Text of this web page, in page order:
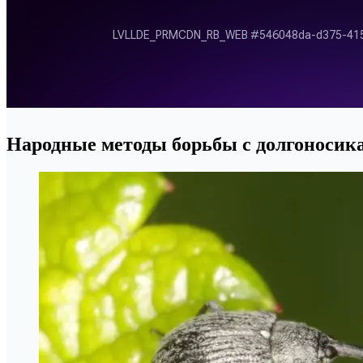
Народные методы борьбы с